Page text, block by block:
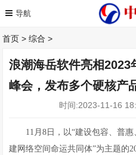
首页 >综合 >
浪潮海岳软件亮相
峰会，发布多个硬核产
时间:2023-11-16
11月8日，以“建设包容、普
建网络空间命运共同体”为主题的